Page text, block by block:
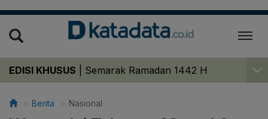
EDISI KHUSUS Semarak Ramadan 1442 H
Berita Nasional